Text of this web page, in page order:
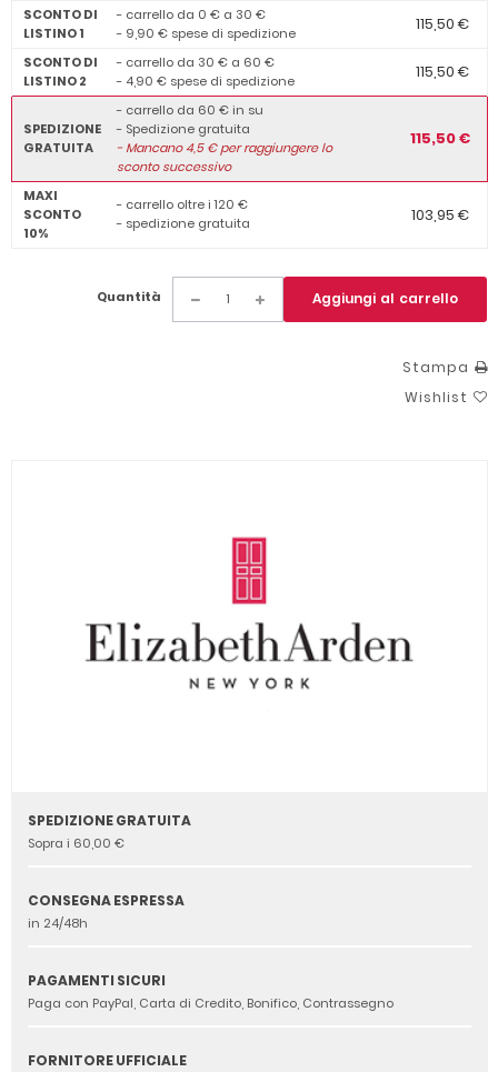
SCONTO DI
LISTINO 1
- carrello da 0 € a 30 €
- 9,90 € spese di spedizione
115,50 €
SCONTO DI
LISTINO 2
- carrello da 30 € a 60 €
- 4,90 € spese di spedizione
115,50 €
SPEDIZIONE
GRATUITA
- carrello da 60 € in su
- Spedizione gratuita
-Mancano4,5€ per raggiungere lo
sconto successivo
115,50 €
MAXI
SCONTO
10%
- carrello oltre i 120 €
- spedizione gratuita
103,95 €
Quantità Aggiungi al carrello
Stampa
Wishlist
SPEDIZIONE GRATUITA
Sopra i 60,00 €
CONSEGNA ESPRESSA
in 24/48h
PAGAMENTI SICURI
Paga con PayPal, Carta di Credito, Bonifico, Contrassegno
FORNITORE UFFICIALE